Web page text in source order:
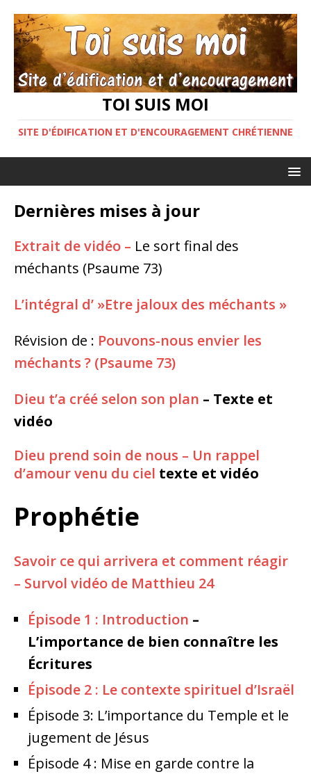
TOI SUIS MOI
SITE D'ÉDIFICATION ET D'ENCOURAGEMENT CHRÉTIENNE
Dernières mises à jour
Extrait de vidéo – Le sort final des
méchants (Psaume 73)
L’intégral d’ »Etre jaloux des méchants »
Révision de : Pouvons-nous envier les
méchants ? (Psaume 73)
Dieu t’a créé selon son plan – Texte et
vidéo
Dieu prend soin de nous – Un rappel
d’amour venu du ciel texte et vidéo
Prophétie
Savoir ce qui arrivera et comment réagir
– Survol vidéo de Matthieu 24
Épisode 1 : Introduction –
L’importance de bien connaître les
Écritures
Épisode 2 : Le contexte spirituel d’Israël
Épisode 3: L’importance du Temple et le
jugement de Jésus
Épisode 4 : Mise en garde contre la